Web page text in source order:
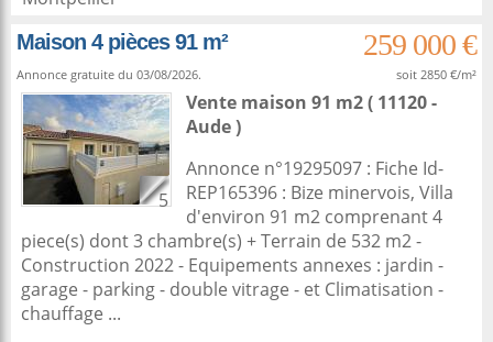
Maison 4 pièces 91 m²
259 000 €
Annonce gratuite du 03/08/2026. soit 2850 €/m²
5
Vente maison 91 m2( 11120 -
Aude )
Annonce n°19295097 : Fiche Id-
REP165396 : Bize minervois, Villa
d'environ 91 m2 comprenant 4
piece(s) dont 3 chambre(s) + Terrain de 532 m2 -
Construction 2022 - Equipements annexes : jardin -
garage - parking - double vitrage - et Climatisation -
chauffage ...